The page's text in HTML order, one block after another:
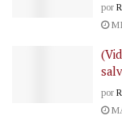
por
por